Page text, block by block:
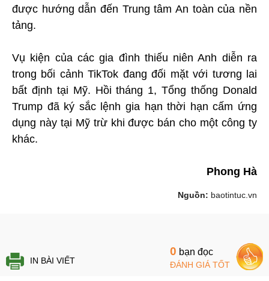
được hướng dẫn đến Trung tâm An toàn của nền
tảng.
Vụ kiện của các gia đình thiếu niên Anh diễn ra
trong bối cảnh TikTok đang đối mặt với tương lai
bất định tại Mỹ. Hồi tháng 1, Tổng thống Donald
Trump đã ký sắc lệnh gia hạn thời hạn cấm ứng
dụng này tại Mỹ trừ khi được bán cho một công ty
khác.
Phong Hà
Nguồn: baotintuc.vn
IN BÀI VIẾT
0 bạn đọc
ĐÁNH GIÁ TỐT